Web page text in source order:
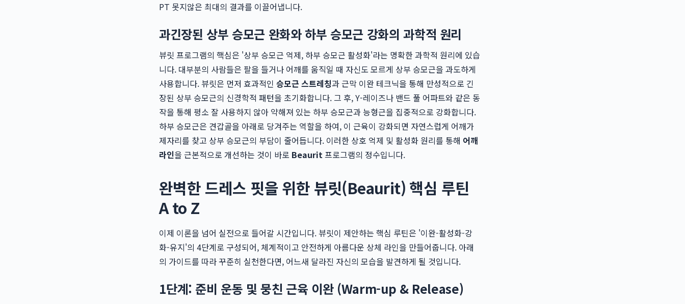
PT 못지않은 최대의 결과를 이끌어냅니다.
과긴장된 상부 승모근 완화와 하부 승모근 강화의 과학적 원리
뷰릿 프로그램의 핵심은 '상부 승모근 억제, 하부 승모근 활성화'라는 명확한 과학적 원리에 있습
니다. 대부분의 사람들은 팔을 들거나 어깨를 움직일 때 자신도 모르게 상부 승모근을 과도하게
사용합니다. 뷰릿은 먼저 효과적인 승모근 스트레칭과 근막 이완 테크닉을 통해 만성적으로 긴
장된 상부 승모근의 신경학적 패턴을 초기화합니다. 그 후, Y-레이즈나 밴드 풀 어파트와 같은 동
작을 통해 평소 잘 사용하지 않아 약해져 있는 하부 승모근과 능형근을 집중적으로 강화합니다.
하부 승모근은 견갑골을 아래로 당겨주는 역할을 하여, 이 근육이 강화되면 자연스럽게 어깨가
제자리를 찾고 상부 승모근의 부담이 줄어듭니다. 이러한 상호 억제 및 활성화 원리를 통해 어깨
라인을 근본적으로 개선하는 것이 바로 Beaurit프로그램의 정수입니다.
완벽한 드레스 핏을 위한 뷰릿(Beaurit) 핵심 루틴
A to Z
이제 이론을 넘어 실전으로 들어갈 시간입니다. 뷰릿이 제안하는 핵심 루틴은 '이완-활성화-강
화-유지'의 4단계로 구성되어, 체계적이고 안전하게 아름다운 상체 라인을 만들어줍니다. 아래
의 가이드를 따라 꾸준히 실천한다면, 어느새 달라진 자신의 모습을 발견하게 될 것입니다.
1단계: 준비 운동 및 뭉친 근육 이완 (Warm-up & Release)